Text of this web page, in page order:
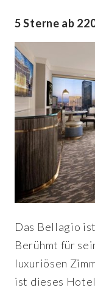
5 Sterne ab
Das Bellagio
Berühmt für
luxuriösen
ist dieses